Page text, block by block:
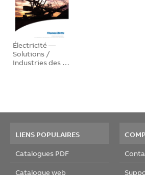
Électricité —
Solutions /
Industries des …
LIENS POPULAIRES
Catalogues PDF
Catalogue web